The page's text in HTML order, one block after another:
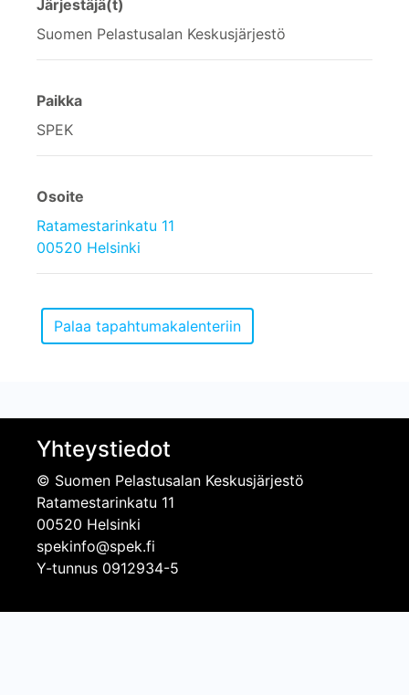
Järjestäjä(t)
Suomen Pelastusalan Keskusjärjestö
Paikka
SPEK
Osoite
Ratamestarinkatu 11
00520 Helsinki
Yhteystiedot
© Suomen Pelastusalan Keskusjärjestö
Ratamestarinkatu 11
00520 Helsinki
spekinfo@spek.fi
Y-tunnus 0912934-5